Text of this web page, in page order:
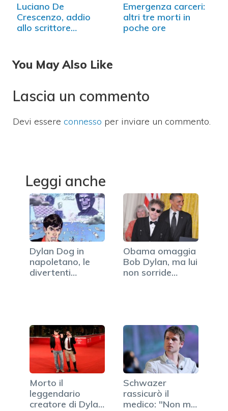
Luciano De
Crescenzo, addio
allo scrittore
Emergenza carceri:
altri tre morti in
poche ore
You May Also Like
Lascia un commento
Devi essere connesso per inviare un commento.
Leggi anche
Dylan Dog in
napoletano, le
divertenti
Obama omaggia
Bob Dylan, ma lui
non sorride
Morto il
leggendario
creatore di Dylan
Schwazer
rassicurò il
medico: "Non mi